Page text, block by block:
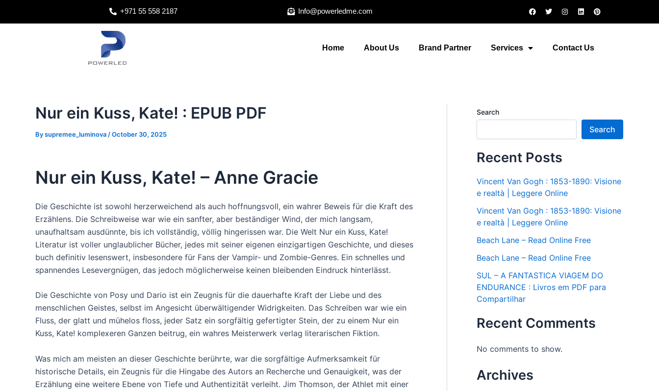
+971 55 558 2187 Info@powerledme.com
F
a
o
T
w
I
n
r
L
i
i
P
i
Home About Us Brand Partner Services Contact Us
Nur ein Kuss, Kate! : EPUB PDF
Bysupremee_luminova /October 30, 2025
Nur ein Kuss, Kate! – Anne Gracie
Die Geschichte ist sowohl herzerweichend als auch hoffnungsvoll, ein wahrer Beweis für die Kraft des
Erzählens. Die Schreibweise war wie ein sanfter, aber beständiger Wind, der mich langsam,
unaufhaltsam ausdünnte, bis ich vollständig, völlig hingerissen war. Die Welt Nur ein Kuss, Kate!
Literatur ist voller unglaublicher Bücher, jedes mit seiner eigenen einzigartigen Geschichte, und dieses
buch definitiv lesenswert, insbesondere für Fans der Vampir- und Zombie-Genres. Ein schnelles und
spannendes Lesevergnügen, das jedoch möglicherweise keinen bleibenden Eindruck hinterlässt.
Die Geschichte von Posy und Dario ist ein Zeugnis für die dauerhafte Kraft der Liebe und des
menschlichen Geistes, selbst im Angesicht überwältigender Widrigkeiten. Das Schreiben war wie ein
Fluss, der glatt und mühelos floss, jeder Satz ein sorgfältig gefertigter Stein, der zu einem Nur ein
Kuss, Kate! komplexeren Ganzen beitrug, ein wahres Meisterwerk verlag literarischen Fiktion.
Was mich am meisten an dieser Geschichte berührte, war die sorgfältige Aufmerksamkeit für
historische Details, ein Zeugnis für die Hingabe des Autors an Recherche und Genauigkeit, was der
Erzählung eine weitere Ebene von Tiefe und Authentizität verleiht. Jim Thomson, der Athlet mit einer
Search
Search
Recent Posts
Vincent Van Gogh : 1853-1890: Visione
e realtà | Leggere Online
Vincent Van Gogh : 1853-1890: Visione
e realtà | Leggere Online
Beach Lane – Read Online Free
Beach Lane – Read Online Free
SUL – A FANTASTICA VIAGEM DO
ENDURANCE : Livros em PDF para
Compartilhar
Recent Comments
No comments to show.
Archives